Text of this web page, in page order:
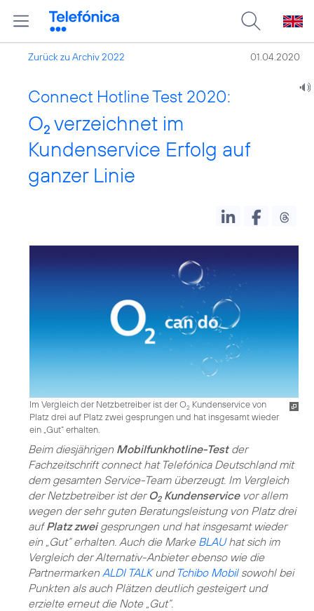
Zurück zu Archiv 2022 01.04.2020
Connect Hotline Test 2020:
O2 verzeichnet im
Kundenservice Erfolg auf
ganzer Linie
Im Vergleich der Netzbetreiber ist der O2 Kundenservice von
Platz drei auf Platz zwei gesprungen und hat insgesamt wieder
ein „Gut“ erhalten.
Beim diesjährigen Mobilfunkhotline-Testder
Fachzeitschrift connect hat Telefónica Deutschland mit
dem gesamten Service-Team überzeugt. Im Vergleich
der Netzbetreiber ist der O2Kundenservicevor allem
wegen der sehr guten Beratungsleistung von Platz drei
aufPlatz zweigesprungen und hat insgesamt wieder
ein „Gut“ erhalten. Auch die Marke BLAUhat sich im
Vergleich der Alternativ-Anbieter ebenso wie die
Partnermarken ALDI TALKund Tchibo Mobilsowohl bei
Punkten als auch Plätzen deutlich gesteigert und
erzielte erneut die Note „Gut“.